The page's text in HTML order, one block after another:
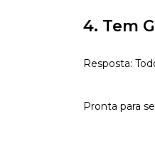
4. Tem
Resposta:
Pronta para